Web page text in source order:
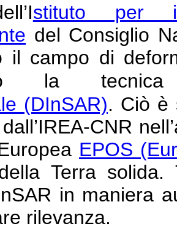
stituto per il
del Consiglio
il campo di
la
(DInSAR). Ciò è
CNR
EPOS
Terra solida.
in maniera
rilevanza.